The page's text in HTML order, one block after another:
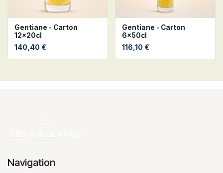
Gentiane - Carton
12x20cl
140,40 €
Gentiane - Carton
6x50cl
116,10 €
Navigation